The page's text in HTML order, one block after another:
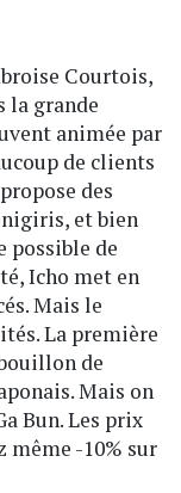
Courtois,
la grande
animée par
de clients
des
et bien
possible de
Icho met en
Mais le
La première
de
Mais on
Bun. Les prix
même -10% sur